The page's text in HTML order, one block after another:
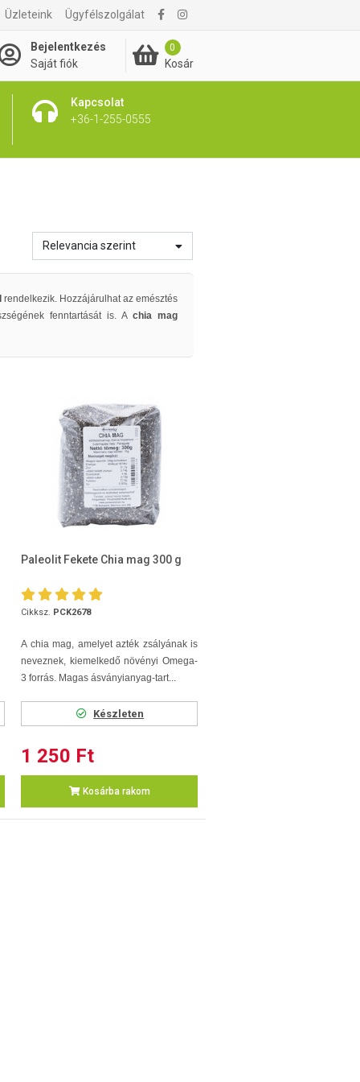
Üzleteink Ügyfélszolgálat
Bejelentkezés
Saját fiók
0
Kosár
Kapcsolat
+36-1-255-0555
Relevancia szerint
rendelkezik. Hozzájárulhat az emésztés
fenntartását is. Achia mag
Paleolit Fekete Chia mag 300 g
Cikksz. PCK2678
A chia mag, amelyet azték zsályának is
neveznek, kiemelkedő növényi Omega-
3 forrás. Magas ásványianyag-tart...
Készleten
1 250 Ft
Kosárba rakom